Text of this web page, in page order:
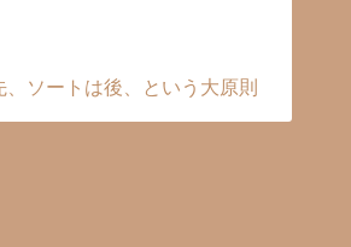
、ソートは後、という大原則